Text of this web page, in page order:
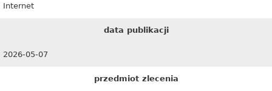
Internet
data publikacji
2026-05-07
przedmiot zlecenia